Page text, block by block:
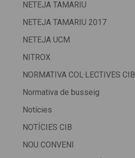
NETEJA TAMARIU
NETEJA TAMARIU 2017
NETEJA UCM
NITROX
NORMATIVA COL·LECTIVES CIB
Normativa de busseig
Notícies
NOTÍCIES CIB
NOU CONVENI